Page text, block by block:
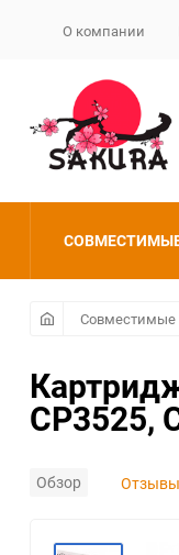
О компании
Brother
Epson
HP
Совместимые
CP3525,
Обзор